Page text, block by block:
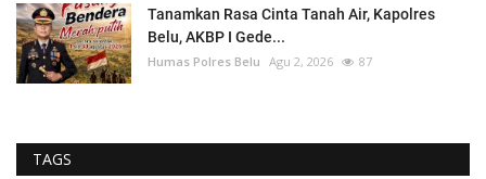
Tanamkan Rasa Cinta Tanah Air, Kapolres
Belu, AKBP I Gede...
Humas Polres Belu Agu 2, 2026 87
TAGS